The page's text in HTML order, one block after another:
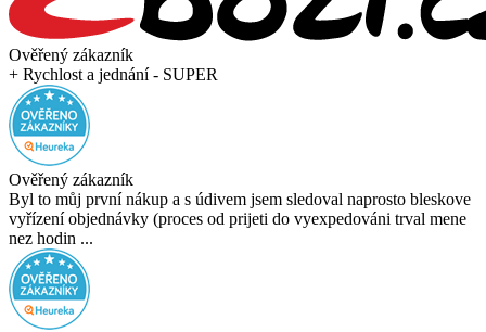
Ověřený zákazník
+ Rychlost a jednání - SUPER
Ověřený zákazník
Byl to můj první nákup a s údivem jsem sledoval naprosto bleskove
vyřízení objednávky (proces od prijeti do vyexpedováni trval mene
nez hodin ...